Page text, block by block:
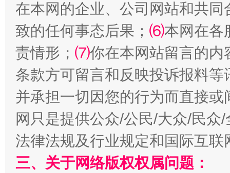
揭批美国五大"原罪" "炒
在本网的企业、公司网站和共
致的任何事态后果； ⑹本网在各
责情形； ⑺你在本网站留言的内
条款方可留言和反映投诉报料
并承担一切因您的行为而直接
网只是提供公众/公民/大众/民
法律法规及行业规定和国际互
三、关于网络版权权属问题：